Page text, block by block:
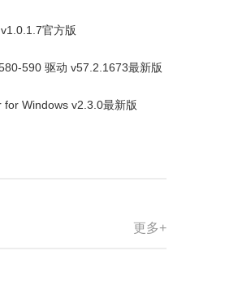
官方版
590 驱动 v57.2.1673最新版
for Windows v2.3.0最新版
更多+